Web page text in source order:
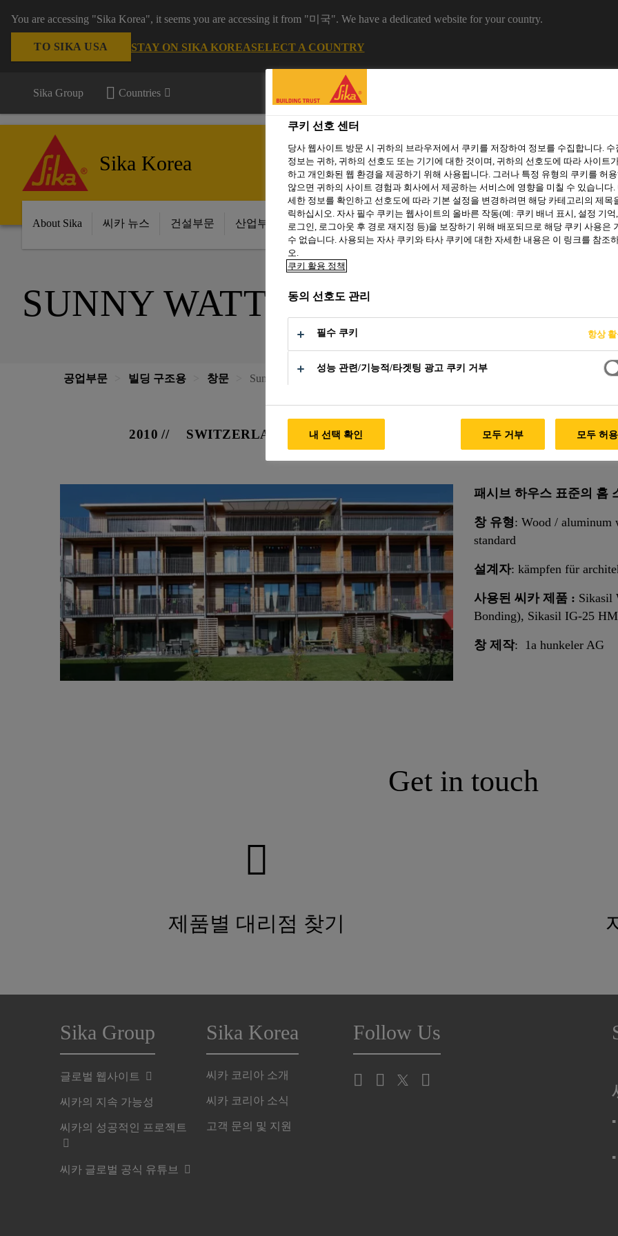
You are accessing "Sika Korea", it seems you are accessing it from "미국". We have a dedicated website for your country.
TO SIKA USA STAY ON SIKA KOREASELECT A COUNTRY
Sika Group Countries
Sika Korea
About Sika 씨카 뉴스 건설부문 산업부문 주거용 건축 씨카 프로젝트 자료 다운로드 소셜 미디어
SUNNY WATT
공업부문 빌딩 구조용 창문 Sunny Watt
2010 SWITZERLAND
패시브 하우스 표준의 홈
창 유형: Wood / aluminum
standard
설계자: kämpfen für
사용된 씨카 제품 : Sikasil
Bonding), Sikasil IG-25
창 제작: 1a hunkeler AG
Get in touch
제품별 대리점 찾기
Sika Group
글로벌 웹사이트
씨카의 지속 가능성
씨카의 성공적인 프로젝트
씨카 글로벌 공식 유튜브
Sika Korea
씨카 코리아 소개
씨카 코리아 소식
고객 문의 및 지원
Follow Us
쿠키 선호 센터
당사 웹사이트 방문 시 귀하의 브라우저에서 쿠키를 저장하여 정보를 수집합니다. 수
정보는 귀하, 귀하의 선호도 또는 기기에 대한 것이며, 귀하의 선호도에 따라 사이트
하고 개인화된 웹 환경을 제공하기 위해 사용됩니다. 그러나 특정 유형의 쿠키를 허
않으면 귀하의 사이트 경험과 회사에서 제공하는 서비스에 영향을 미칠 수 있습니다.
세한 정보를 확인하고 선호도에 따라 기본 설정을 변경하려면 해당 카테고리의 제목
릭하십시오. 자사 필수 쿠키는 웹사이트의 올바른 작동(예: 쿠키 배너 표시, 설정 기억
로그인, 로그아웃 후 경로 재지정 등)을 보장하기 위해 배포되므로 해당 쿠키 사용은
수 없습니다. 사용되는 자사 쿠키와 타사 쿠키에 대한 자세한 내용은 이 링크를 참조
오.
쿠키 활용 정책
동의 선호도 관리
필수 쿠키 항상
성능 관련/기능적/타겟팅 광고 쿠키 거부
내 선택 확인 모두 거부 모두 허용